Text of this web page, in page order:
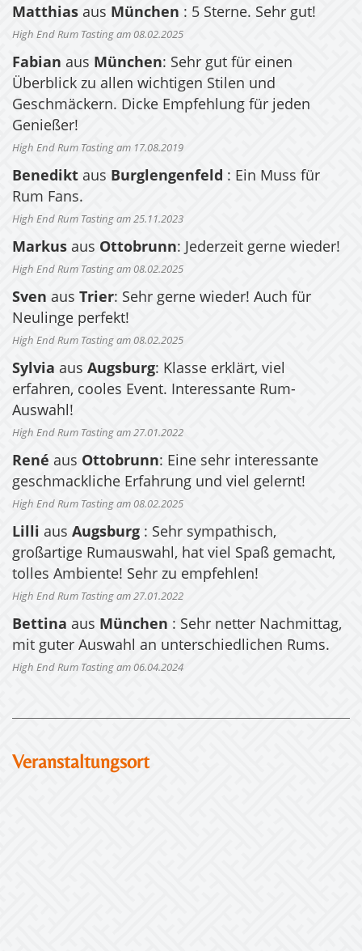
Matthias aus München : 5 Sterne. Sehr gut!
High End Rum Tasting am 08.02.2025
Fabian aus München: Sehr gut für einen
Überblick zu allen wichtigen Stilen und
Geschmäckern. Dicke Empfehlung für jeden
Genießer!
High End Rum Tasting am 17.08.2019
Benedikt aus Burglengenfeld : Ein Muss für
Rum Fans.
High End Rum Tasting am 25.11.2023
Markus aus Ottobrunn: Jederzeit gerne wieder!
High End Rum Tasting am 08.02.2025
Sven aus Trier: Sehr gerne wieder! Auch für
Neulinge perfekt!
High End Rum Tasting am 08.02.2025
Sylvia aus Augsburg: Klasse erklärt, viel
erfahren, cooles Event. Interessante Rum-
Auswahl!
High End Rum Tasting am 27.01.2022
René aus Ottobrunn: Eine sehr interessante
geschmackliche Erfahrung und viel gelernt!
High End Rum Tasting am 08.02.2025
Lilli aus Augsburg : Sehr sympathisch,
großartige Rumauswahl, hat viel Spaß gemacht,
tolles Ambiente! Sehr zu empfehlen!
High End Rum Tasting am 27.01.2022
Bettina aus München : Sehr netter Nachmittag,
mit guter Auswahl an unterschiedlichen Rums.
High End Rum Tasting am 06.04.2024
Veranstaltungsort